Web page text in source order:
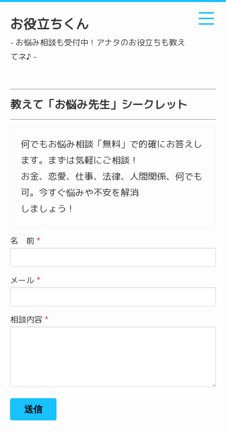
お役立ちくん
- お悩み相談も受付中！アナタのお役立ちも教え
てネ♪ -
教えて「お悩み先生」シークレット
何でもお悩み相談「無料」で的確にお答えし
ます。まずは気軽にご相談！
お金、恋愛、仕事、法律、人間関係、何でも
可。今すぐ悩みや不安を解消
しましょう！
名 前
メール
相談内容
送信